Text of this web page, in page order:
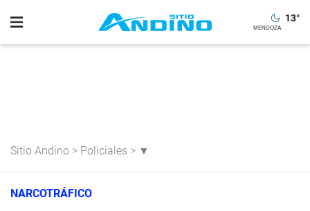
13°
Sitio Andino > Policiales > ▼
NARCOTRÁFICO